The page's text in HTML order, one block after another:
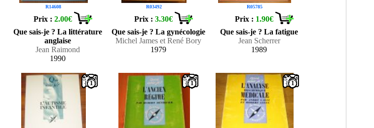
R14608
Prix :2.00€
Que sais-je ? La littérature
anglaise
Jean Raimond
1990
R03492
Prix :3.30€
Que sais-je ? La gynécologie
Michel James et René Bory
1979
R05785
Prix : 1.90€
Que sais-je ? La fatigue
Jean Scherrer
1989
1 1 1